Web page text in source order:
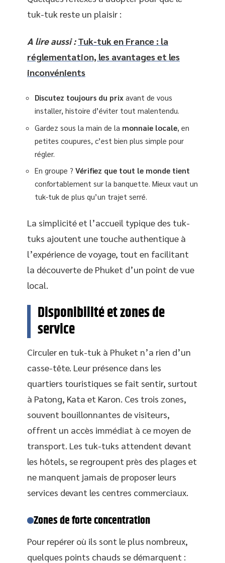
tuk-tuk reste un plaisir :
A lire aussi : Tuk-tuk en France : la
réglementation, les avantages et les
inconvénients
Discutez toujours du prix avant de vous
installer, histoire d’éviter tout malentendu.
Gardez sous la main de la monnaie locale , en
petites coupures, c’est bien plus simple pour
régler.
En groupe ? Vérifiez que tout le monde tient
confortablement sur la banquette. Mieux vaut un
tuk-tuk de plus qu’un trajet serré.
La simplicité et l’accueil typique des tuk-
tuks ajoutent une touche authentique à
l’expérience de voyage, tout en facilitant
la découverte de Phuket d’un point de vue
local.
Disponibilité et zones de
service
Circuler en tuk-tuk à Phuket n’a rien d’un
casse-tête. Leur présence dans les
quartiers touristiques se fait sentir, surtout
à Patong, Kata et Karon. Ces trois zones,
souvent bouillonnantes de visiteurs,
offrent un accès immédiat à ce moyen de
transport. Les tuk-tuks attendent devant
les hôtels, se regroupent près des plages et
ne manquent jamais de proposer leurs
services devant les centres commerciaux.
Zones de forte concentration
Pour repérer où ils sont le plus nombreux,
quelques points chauds se démarquent :